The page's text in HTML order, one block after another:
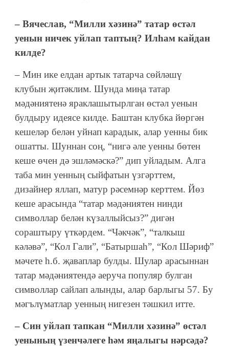
– Вячеслав, “Милли хәзинә” татар өстәл
уенын ничек уйлап таптың? Илһам кайдан
килде?
– Мин ике елдан артык татарча сөйләшү
клубын җитәклим. Шунда миңа татар
мәдәниятенә яраклашытырлган өстәл уенын
булдыру идеясе килде. Баштан клубка йөргән
кешеләр белән уйнап карадык, алар уенны бик
ошатты. Шуннан соң, “нигә әле уенны бөтен
кеше өчен дә эшләмәскә?” дип уйладым. Алга
таба мин уенның сыйфатын үзгәрттем,
дизайнер яллап, матур рәсемнәр керттем. Йөз
кеше арасында “татар мәдәниятен нинди
символлар белән күзаллыйсыз?” дигән
сораштыру үткәрдем. “Чәкчәк”, “талкыш
кәләвә”, “Кол Гали”, “Батыршаһ”, “Кол Шәриф”
мәчете һ.б. җаваплар булды. Шулар арасыннан
татар мәдәниятендә аеруча популяр булган
символлар сайлап алынды, алар барлыгы 57. Бу
мәгълүматлар уенның нигезен тәшкил итте.
– Син уйлап тапкан “Милли хәзинә” өстәл
уенының үзенчәлеге һәм яңалыгы нәрсәдә?